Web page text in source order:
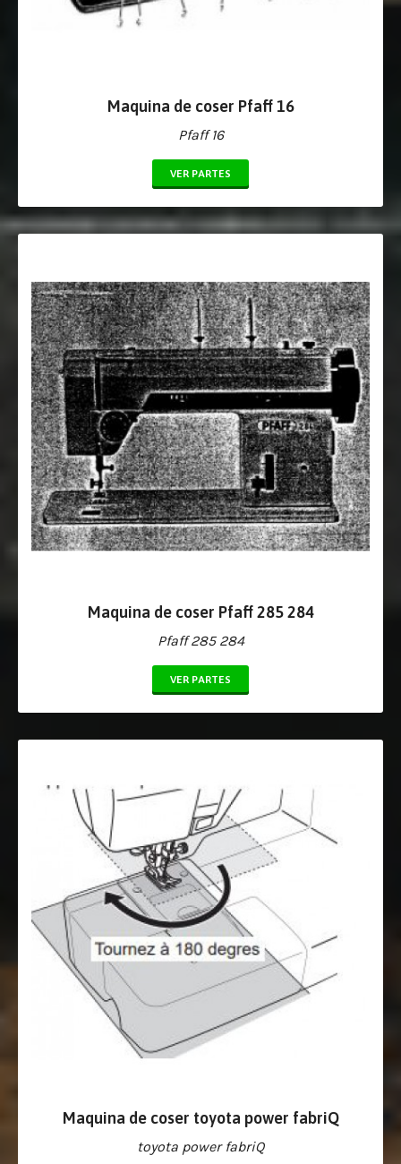
Maquina de coser Pfaff 16
Pfaff 16
VER PARTES
Maquina de coser Pfaff 285 284
Pfaff 285 284
VER PARTES
Maquina de coser toyota power fabriQ
toyota power fabriQ